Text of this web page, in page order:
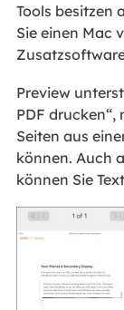
Tools besitzen
Sie einen Mac
Preview
PDF
Seiten aus
können. Auch
können Sie